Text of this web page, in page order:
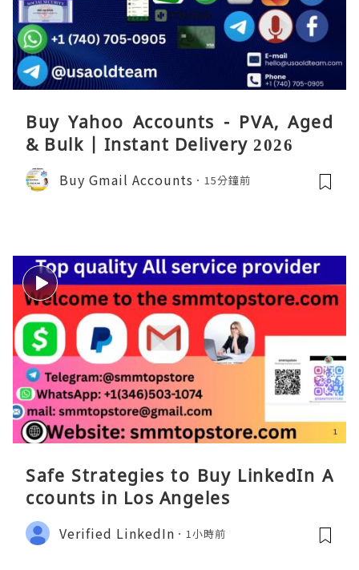
Buy Yahoo Accounts - PVA, Aged
& Bulk | Instant Delivery 2026
Buy Gmail Accounts 15分鐘前
Safe Strategies to Buy LinkedIn A
ccounts in Los Angeles
Verified LinkedIn 1小時前